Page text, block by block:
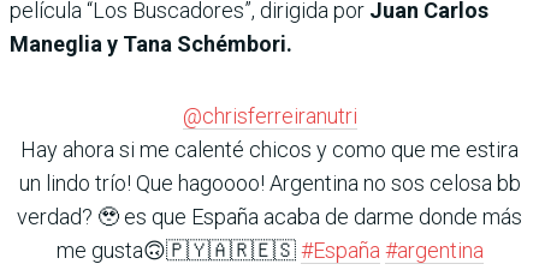
película “Los Buscadores”, dirigida por Juan Carlos
Maneglia y Tana Schémbori.
@chrisferreiranutri
Hay ahora si me calenté chicos y como que me estira
un lindo trío! Que hagoooo! Argentina no sos celosa bb
verdad? 🥹 es que España acaba de darme donde más
me gusta🙃🇵🇾🇦🇷🇪🇸#España #argentina